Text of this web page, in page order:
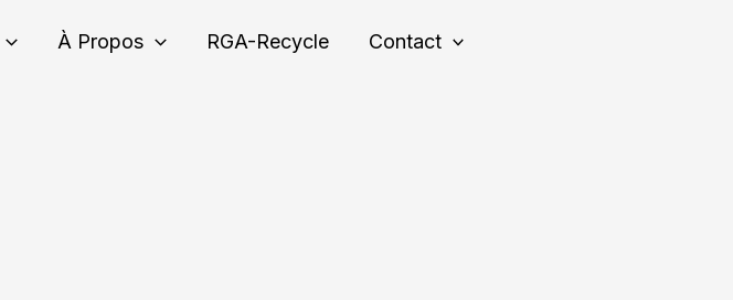
À Propos RGA-Recycle Contact